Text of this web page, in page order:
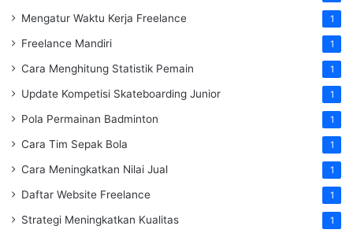
Mengatur Waktu Kerja Freelance 1
Freelance Mandiri 1
Cara Menghitung Statistik Pemain 1
Update Kompetisi Skateboarding Junior 1
Pola Permainan Badminton 1
Cara Tim Sepak Bola 1
Cara Meningkatkan Nilai Jual 1
Daftar Website Freelance 1
Strategi Meningkatkan Kualitas 1